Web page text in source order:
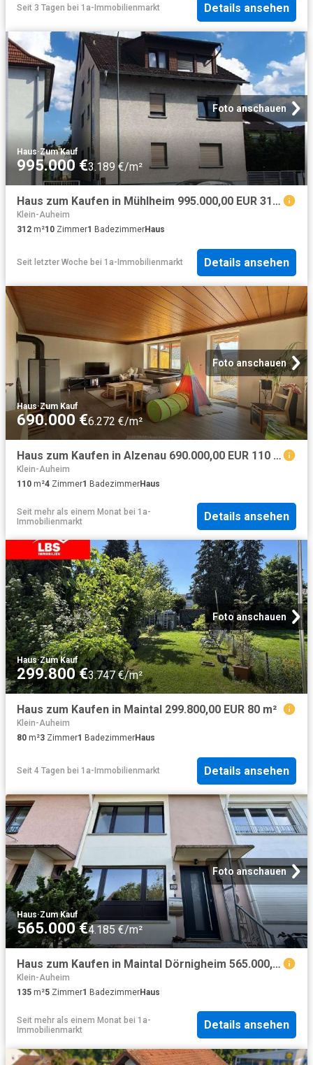
Seit 3 Tagen bei 1a-Immobilienmarkt Details ansehen
Foto anschauen
Haus·Zum Kauf
995.000 €3.189 €/m²
Haus zum Kaufen in Mühlheim 995.000,00 EUR 312 m²
Klein-Auheim
312 m²10 Zimmer1 BadezimmerHaus
Seit letzter Woche bei 1a-Immobilienmarkt Details ansehen
Foto anschauen
Haus·Zum Kauf
690.000 €6.272 €/m²
Haus zum Kaufen in Alzenau 690.000,00 EUR 110 m²
Klein-Auheim
110 m²4 Zimmer1 BadezimmerHaus
Seit mehr als einem Monat bei 1a-
Immobilienmarkt
Details ansehen
Foto anschauen
Haus·Zum Kauf
299.800 €3.747 €/m²
Haus zum Kaufen in Maintal 299.800,00 EUR 80 m²
Klein-Auheim
80 m²3 Zimmer1 BadezimmerHaus
Seit 4 Tagen bei 1a-Immobilienmarkt Details ansehen
Foto anschauen
Haus·Zum Kauf
565.000 €4.185 €/m²
Haus zum Kaufen in Maintal Dörnigheim 565.000,00 EUR 135 m²
Klein-Auheim
135 m²5 Zimmer1 BadezimmerHaus
Seit mehr als einem Monat bei 1a-
Immobilienmarkt
Details ansehen